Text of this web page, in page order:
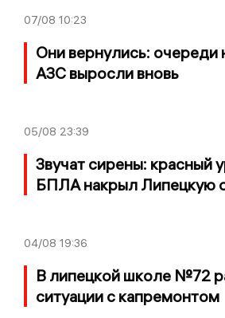
07/08 10:23
Они вернулись: очереди
АЗС выросли вновь
05/08 23:39
Звучат сирены: красный
БПЛА накрыл Липецкую
04/08 19:36
В липецкой школе №72
ситуации с капремонтом